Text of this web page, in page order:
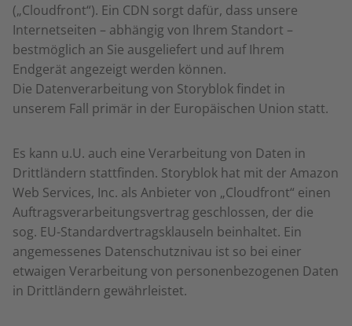
(„Cloudfront“). Ein CDN sorgt dafür, dass unsere
Internetseiten – abhängig von Ihrem Standort –
bestmöglich an Sie ausgeliefert und auf Ihrem
Endgerät angezeigt werden können.
Die Datenverarbeitung von Storyblok findet in
unserem Fall primär in der Europäischen Union statt.
Es kann u.U. auch eine Verarbeitung von Daten in
Drittländern stattfinden. Storyblok hat mit der Amazon
Web Services, Inc. als Anbieter von „Cloudfront“ einen
Auftragsverarbeitungsvertrag geschlossen, der die
sog. EU-Standardvertragsklauseln beinhaltet. Ein
angemessenes Datenschutznivau ist so bei einer
etwaigen Verarbeitung von personenbezogenen Daten
in Drittländern gewährleistet.